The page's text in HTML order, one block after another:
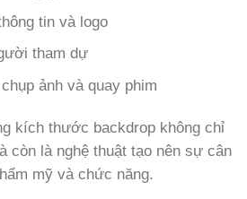
tin và logo
tham dự
ảnh và quay phim
kích thước backdrop không chỉ
còn là nghệ thuật tạo nên sự cân
mỹ và chức năng.